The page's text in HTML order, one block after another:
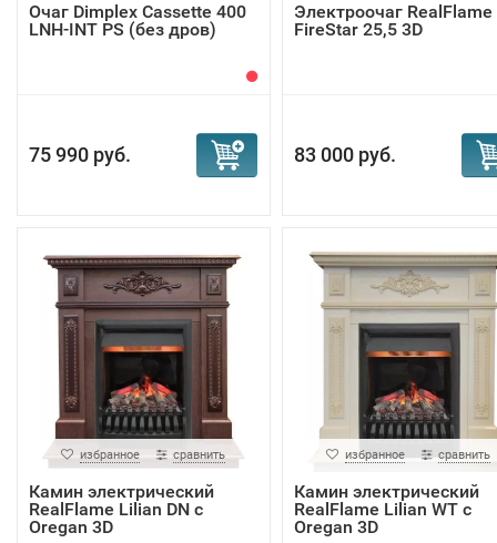
Очаг Dimplex Cassette 400
LNH-INT PS (без дров)
75 990 руб.
Электроочаг RealFlame
FireStar 25,5 3D
83 000 руб.
избранное сравнить
Камин электрический
RealFlame Lilian DN с
Oregan 3D
избранное сравнить
Камин электрический
RealFlame Lilian WT с
Oregan 3D